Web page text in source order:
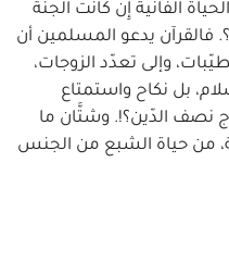
الفانية إِن كانت الجنَّة
فالقرآن يدعو المسلمين أن
وإلى تعدّد الزوجات،
بل نكاح واستمتاع
نصف الدّين؟!. وشتَّان ما
من حياة الشبع من الجنس